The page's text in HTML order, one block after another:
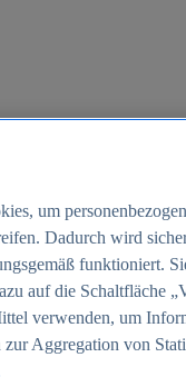
um
Dadurch wird
funktioniert.
auf die Schaltfläche
verwenden, um
Aggregation von